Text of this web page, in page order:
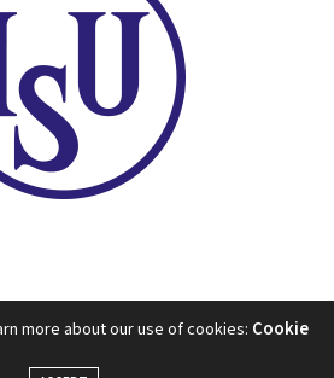
more about our use of cookies: Cookie